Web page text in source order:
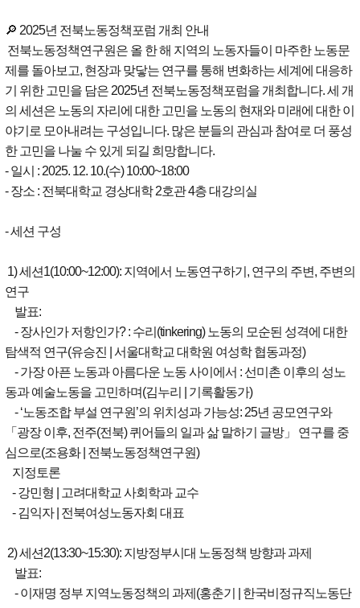
🔎 2025년 전북노동정책포럼 개최 안내
전북노동정책연구원은 올 한 해 지역의 노동자들이 마주한 노동문
제를 돌아보고, 현장과 맞닿는 연구를 통해 변화하는 세계에 대응하
기 위한 고민을 담은 2025년 전북노동정책포럼을 개최합니다. 세 개
의 세션은 노동의 자리에 대한 고민을 노동의 현재와 미래에 대한 이
야기로 모아내려는 구성입니다. 많은 분들의 관심과 참여로 더 풍성
한 고민을 나눌 수 있게 되길 희망합니다.
- 일시 : 2025. 12. 10.(수) 10:00~18:00
- 장소 : 전북대학교 경상대학 2호관 4층 대강의실
- 세션 구성
1) 세션1(10:00~12:00): 지역에서 노동연구하기, 연구의 주변, 주변의
연구
발표:
- 장사인가 저항인가? : 수리(tinkering) 노동의 모순된 성격에 대한
탐색적 연구(유승진 | 서울대학교 대학원 여성학 협동과정)
- 가장 아픈 노동과 아름다운 노동 사이에서 : 선미촌 이후의 성노
동과 예술노동을 고민하며(김누리 | 기록활동가)
- ‘노동조합 부설 연구원’의 위치성과 가능성: 25년 공모연구와
「광장 이후, 전주(전북) 퀴어들의 일과 삶 말하기 글방」 연구를 중
심으로(조용화 | 전북노동정책연구원)
지정토론
- 강민형 | 고려대학교 사회학과 교수
- 김익자 | 전북여성노동자회 대표
2) 세션2(13:30~15:30): 지방정부시대 노동정책 방향과 과제
발표:
- 이재명 정부 지역노동정책의 과제(홍춘기 | 한국비정규직노동단